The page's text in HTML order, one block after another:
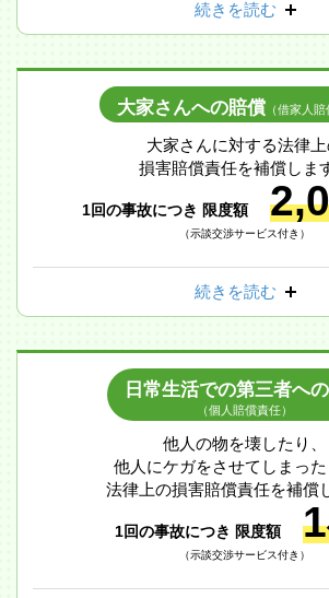
続きを読む
大家さんへの賠償（借家人賠
大家さんに対する法律
損害賠償責任を補償しま
1回の事故につき 限度額
（示談交渉サービス付き）
続きを読む
日常生活での第三者へ
（個人賠償責任）
他人の物を壊したり、
他人にケガをさせてしまっ
法律上の損害賠償責任を補償
1回の事故につき 限度額 1
（示談交渉サービス付き）